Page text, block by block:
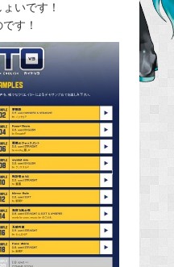
いです！
す！